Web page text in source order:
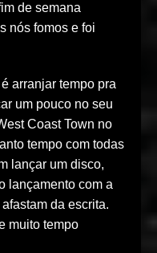
de semana
nós fomos e foi
arranjar tempo pra
um pouco no seu
Coast Town no
tempo com todas
lançar um disco,
lançamento com a
da escrita.
muito tempo